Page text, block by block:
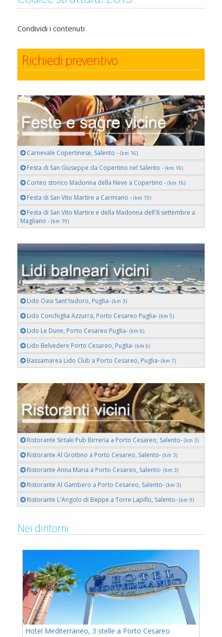
Condividi i contenuti
Richiedi preventivo
Carnevale Copertinese, Salento - (km 16)
Festa di San Giuseppe da Copertino nel Salento - (km 16)
Corteo storico Madonna della Neve a Copertino - (km 16)
Festa di San Vito Martire a Carmiano - (km 19)
Festa di San Vito Martire e della Madonna dell'8 settembre a
Magliano - (km 19)
Lido Oasi Sant'Isidoro, Puglia- (km 3)
Lido Conchiglia Azzurra, Porto Cesareo Puglia- (km 5)
Lido Le Dune, Porto Cesareo Puglia- (km 6)
Lido Belvedere Porto Cesareo, Puglia- (km 6)
Bassamarea Lido Club a Porto Cesareo, Puglia- (km 7)
Ristorante Sirtaki Pub Birreria a Porto Cesareo, Salento- (km 3)
Ristorante Al Grottino a Porto Cesareo, Salento- (km 3)
Ristorante Anna Maria a Porto Cesareo, Salento- (km 3)
Ristorante Al Gambero a Porto Cesareo, Salento- (km 3)
Ristorante L'Angolo di Beppe a Torre Lapillo, Salento- (km 9)
Nei dintorni
Hotel Mediterraneo, 3 stelle a Porto Cesareo